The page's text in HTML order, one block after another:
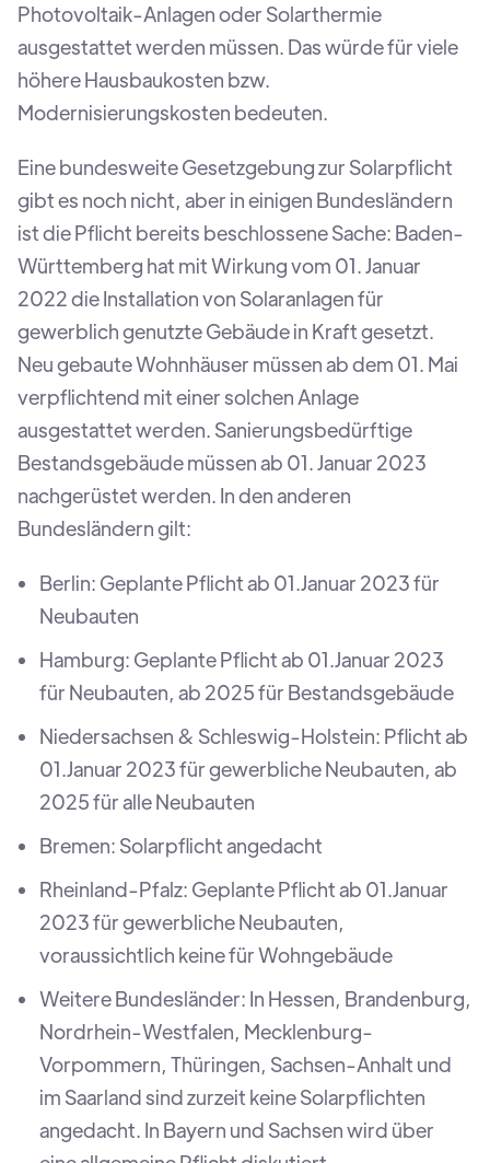
Photovoltaik-Anlagen oder Solarthermie
ausgestattet werden müssen. Das würde für viele
höhere Hausbaukosten bzw.
Modernisierungskosten bedeuten.
Eine bundesweite Gesetzgebung zur Solarpflicht
gibt es noch nicht, aber in einigen Bundesländern
ist die Pflicht bereits beschlossene Sache: Baden-
Württemberg hat mit Wirkung vom 01. Januar
2022 die Installation von Solaranlagen für
gewerblich genutzte Gebäude in Kraft gesetzt.
Neu gebaute Wohnhäuser müssen ab dem 01. Mai
verpflichtend mit einer solchen Anlage
ausgestattet werden. Sanierungsbedürftige
Bestandsgebäude müssen ab 01. Januar 2023
nachgerüstet werden. In den anderen
Bundesländern gilt:
Berlin: Geplante Pflicht ab 01.Januar 2023 für
Neubauten
Hamburg: Geplante Pflicht ab 01.Januar 2023
für Neubauten, ab 2025 für Bestandsgebäude
Niedersachsen & Schleswig-Holstein: Pflicht ab
01.Januar 2023 für gewerbliche Neubauten, ab
2025 für alle Neubauten
Bremen: Solarpflicht angedacht
Rheinland-Pfalz: Geplante Pflicht ab 01.Januar
2023 für gewerbliche Neubauten,
voraussichtlich keine für Wohngebäude
Weitere Bundesländer: In Hessen, Brandenburg,
Nordrhein-Westfalen, Mecklenburg-
Vorpommern, Thüringen, Sachsen-Anhalt und
im Saarland sind zurzeit keine Solarpflichten
angedacht. In Bayern und Sachsen wird über